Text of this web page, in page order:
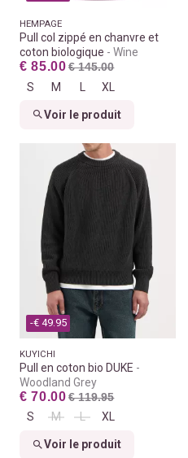
HEMPAGE
Pull col zippé en chanvre et
coton biologique
Wine
€ 85.00 € 145.00
S
M L XL
Voir le produit
-€ 49.95
KUYICHI
Pull en coton bio DUKE
Woodland Grey
€ 70.00 € 119.95
S
M L XL
Voir le produit